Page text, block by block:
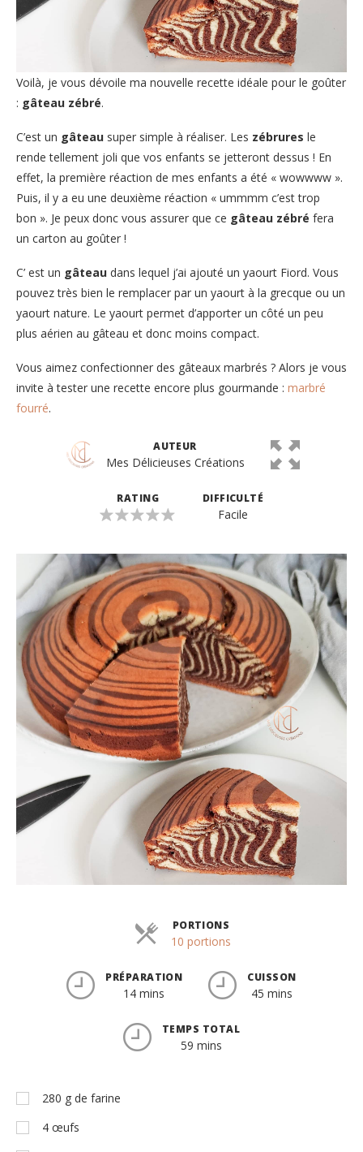
Voilà, je vous dévoile ma nouvelle recette idéale pour le goûter
: gâteau zébré.
C’est un gâteau super simple à réaliser. Les zébrures le
rende tellement joli que vos enfants se jetteront dessus ! En
effet, la première réaction de mes enfants a été « wowwww ».
Puis, il y a eu une deuxième réaction « ummmm c’est trop
bon ». Je peux donc vous assurer que ce gâteau zébré fera
un carton au goûter !
C’ est un gâteau dans lequel j’ai ajouté un yaourt Fiord. Vous
pouvez très bien le remplacer par un yaourt à la grecque ou un
yaourt nature. Le yaourt permet d’apporter un côté un peu
plus aérien au gâteau et donc moins compact.
Vous aimez confectionner des gâteaux marbrés ? Alors je vous
invite à tester une recette encore plus gourmande : marbré
fourré.
AUTEUR
Mes Délicieuses Créations
RATING DIFFICULTÉ
Facile
PORTIONS
10 portions
PRÉPARATION
14 mins
CUISSON
45 mins
TEMPS TOTAL
59 mins
280 g de farine
4 œufs